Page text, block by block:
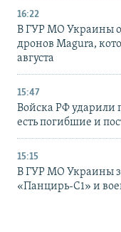
16:22
В ГУР МО Украины
дронов Magura,
августа
15:47
Войска РФ ударили
есть погибшие и
15:15
В ГУР МО Украины
«Панцирь-С1» и